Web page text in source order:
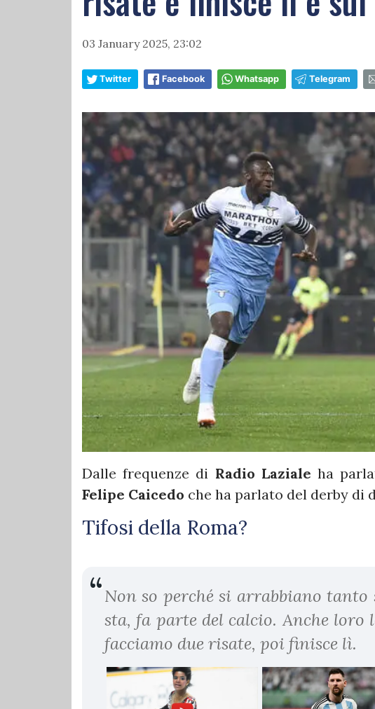
03 January 2025, 23:02
Twitter Facebook Whatsapp Telegram
Dalle frequenze di Radio Laziale ha
Felipe Caicedo che ha parlato del derby di
Tifosi della Roma?
Non so perché si arrabbiano
sta, fa parte del calcio. Anche loro
facciamo due risate, poi finisce lì.